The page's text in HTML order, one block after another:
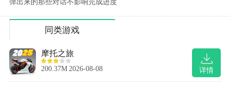
弹出来的那些对话不影响完成进度
同类游戏
详情
摩托之旅
200.37M 2026-08-08